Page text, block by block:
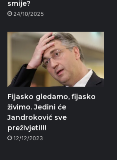
smije?
24/10/2025
Fijasko gledamo, fijasko
živimo. Jedini će
Jandroković sve
preživjeti!!!
12/12/2023